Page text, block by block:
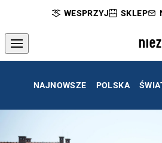
WESPRZYJ SKLEP
NAJNOWSZE POLSKA